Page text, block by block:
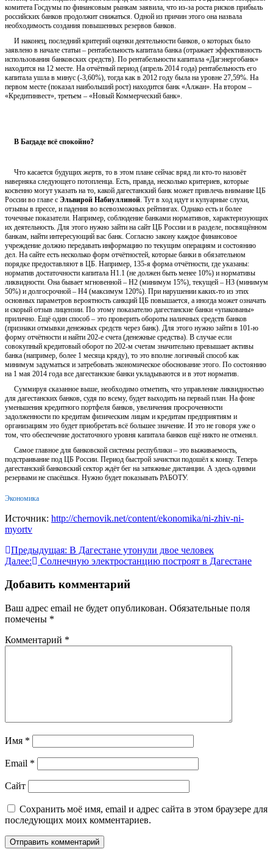
комитета Госдумы по финансовым рынкам заявила, что из-за роста рисков прибыль
российских банков продолжит снижаться. Одной из причин этого она назвала
необходимость создания повышенных резервов банков.
И наконец, последний критерий оценки деятельности банков, о которых было
заявлено в начале статьи – рентабельность капитала банка (отражает эффективность
использования банковских средств). По рентабельности капитала «Дагэнергобанк»
находится на 12 месте. На отчётный период (апрель 2014 года) рентабельность его
капитала ушла в минус (-3,60%), тогда как в 2012 году была на уровне 27,59%. На
первом месте (показал наибольший рост) находится банк «Алжан». На втором –
«Кредитинвест», третьем – «Новый Коммерческий банк».
В Багдаде всё спокойно?
Что касается будущих жертв, то в этом плане сейчас вряд ли кто-то назовёт
наверняка следующего потопленца. Есть, правда, несколько критериев, которые
косвенно могут указать на то, какой дагестанский банк может привлечь внимание ЦБ
России во главе с Эльвирой Набиуллиной . Тут в ход идут и кулуарные слухи,
отзывы в прессе, и падения во всевозможных рейтингах. Однако есть и более
точечные показатели. Например, соблюдение банками нормативов, характеризующих
их деятельность. Для этого нужно зайти на сайт ЦБ России и в разделе, посвящённом
банкам, найти интересующий вас банк. Согласно закону каждое финансовое
учреждение должно передавать информацию по текущим операциям и состоянию
дел. На сайте есть несколько форм отчётностей, которые банки в обязательном
порядке предоставляют в ЦБ. Например, 135-я форма отчётности, где указаны:
норматив достаточности капитала Н1.1 (не должен быть менее 10%) и нормативы
ликвидности. Она бывает мгновенной – Н2 (минимум 15%), текущей – Н3 (минимум
50%) и долгосрочной – Н4 (максимум 120%). При нарушении каких-то из этих
основных параметров вероятность санкций ЦБ повышается, а иногда может означать
и скорый отзыв лицензии. По этому показателю дагестанские банки «упакованы»
прилично. Ещё один способ – это проверить обороты наличных средств банков
(признаки отмывки денежных средств через банк). Для этого нужно зайти в 101-ю
форму отчётности и найти 202-е счета (денежные средства). В случае если
совокупный кредитовый оборот по 202-м счетам значительно превышает активы
банка (например, более 1 месяца кряду), то это вполне логичный способ как
минимум задуматься и затребовать экономическое обоснование этого. По состоянию
на 1 мая 2014 года все дагестанские банки укладываются и в этот норматив.
Суммируя сказанное выше, необходимо отметить, что управление ликвидностью
для дагестанских банков, судя по всему, будет выходить на первый план. На фоне
уменьшения кредитного портфеля банков, увеличения просроченности
задолженности по кредитам физическим лицам и кредитам предприятиям и
организациям это будет приобретать всё большее значение. И это не говоря уже о
том, что обеспечение достаточного уровня капитала банков ещё никто не отменял.
Самое главное для банковской системы республики – это выживаемость,
подстраивание под ЦБ России. Период быстрой зачистки подошёл к концу. Теперь
дагестанский банковский сектор ждёт бег на затяжные дистанции. А здесь одними
резервами не спасёшься. Нужно будет показывать РАБОТУ.
Экономика
Источник: http://chernovik.net/content/ekonomika/ni-zhiv-ni-
myortv
Навигация
по
записям
Предыдущая: В Дагестане утонули двое человек
Далее:
Солнечную электростанцию построят в Дагестане
Добавить комментарий
Ваш адрес email не будет опубликован. Обязательные поля
помечены *
Комментарий *
Имя *
Email *
Сайт
Сохранить моё имя, email и адрес сайта в этом браузере для
последующих моих комментариев.